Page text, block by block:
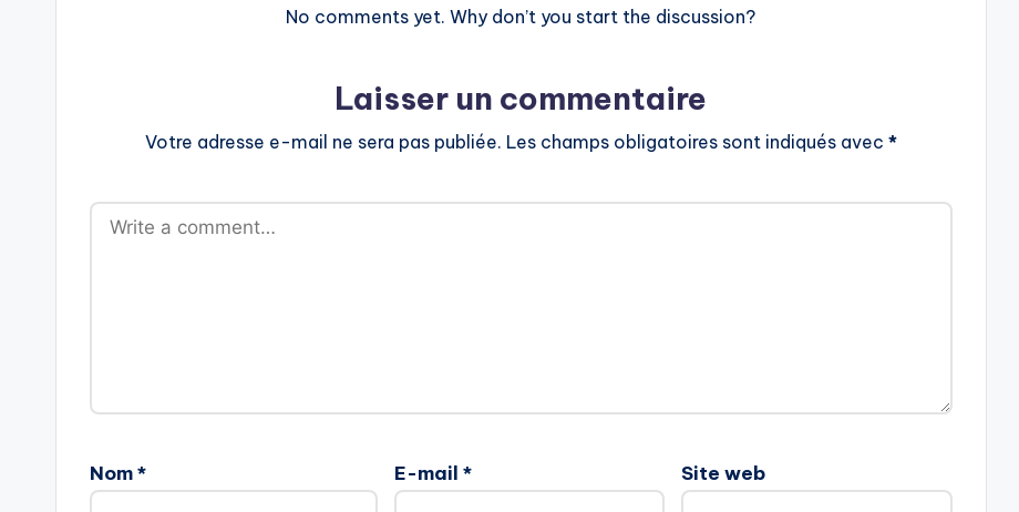
No comments yet. Why don’t you start the discussion?
Laisser un commentaire
Votre adresse e-mail ne sera pas publiée. Les champs obligatoires sont indiqués avec *
Nom* E-mail * Site web